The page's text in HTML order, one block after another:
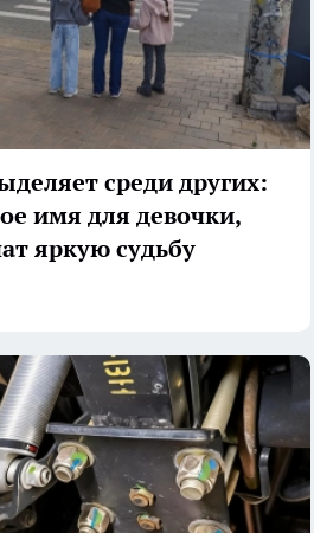
среди других:
имя для девочки,
яркую судьбу